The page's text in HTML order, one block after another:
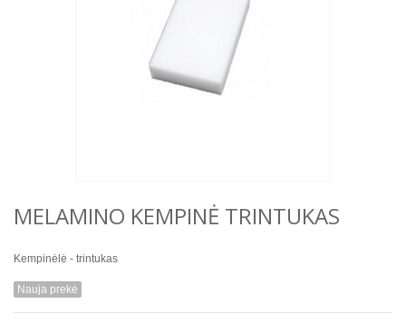
MELAMINO KEMPINĖ TRINTUKAS
Kempinėlė - trintukas
Nauja prekė